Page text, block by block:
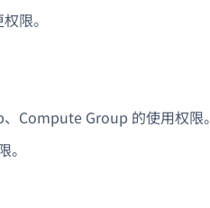
限。
Compute Group 的使用权限。